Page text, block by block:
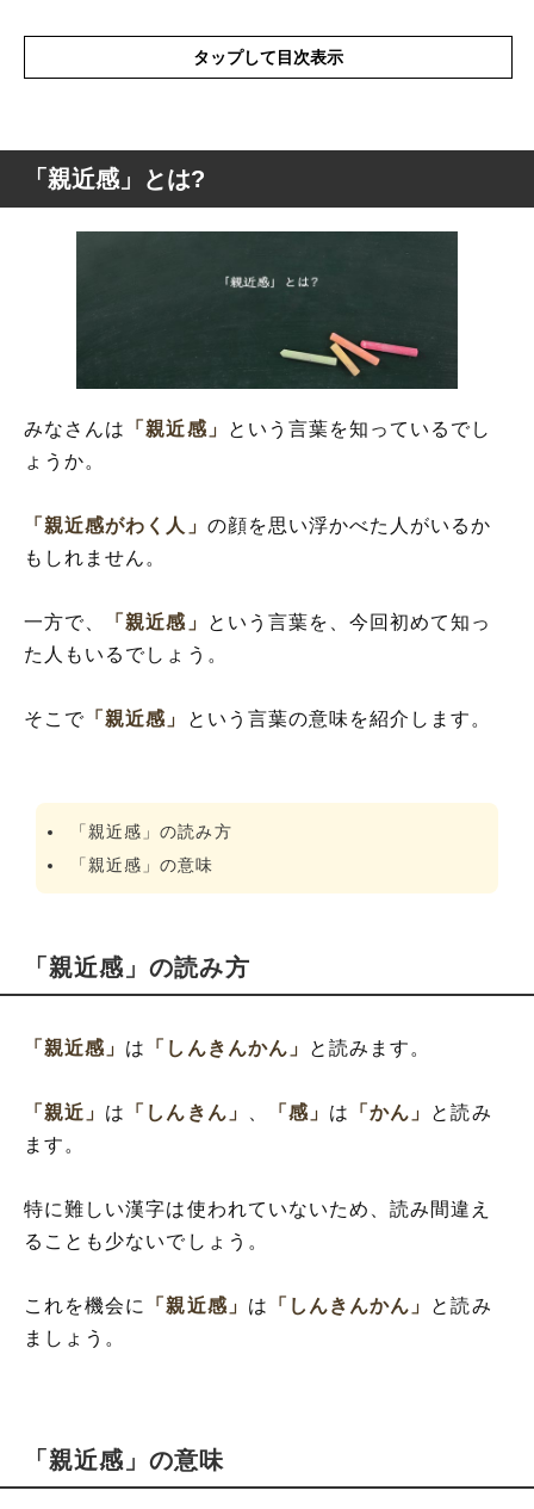
タップして目次表示
「親近感」とは?
「親近感」とは?
みなさんは 「親近感」
という言葉を知っているでし
ょうか。
「親近感がわく人」 の顔を思い浮かべた人がいるか
もしれません。
一方で、 「親近感」
という言葉を、今回初めて知っ
た人もいるでしょう。
そこで 「親近感」 という言葉の意味を紹介します。
「親近感」の読み方
「親近感」の意味
「親近感」の読み方
「親近感」 は 「しんきんかん」 と読みます。
「親近」 は 「しんきん」 「感」 は 「かん」 と読み
ます。
特に難しい漢字は使われていないため、読み間違え
ることも少ないでしょう。
これを機会に 「親近感」 は 「しんきんかん」 と読み
ましょう。
「親近感」の意味